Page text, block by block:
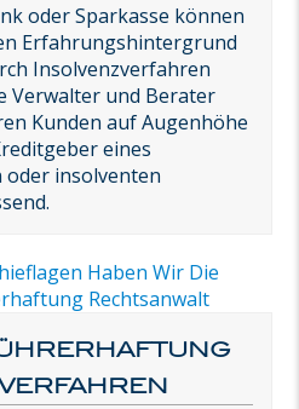
oder Sparkasse können
Erfahrungshintergrund
Insolvenzverfahren
Verwalter und Berater
Kunden auf Augenhöhe
eines
insolventen